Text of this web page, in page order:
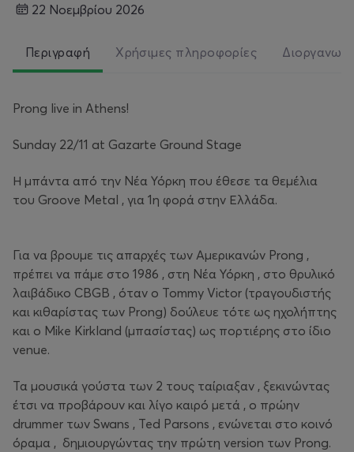
22 Νοεμβρίου 2026
Περιγραφή Χρήσιμες πληροφορίες
Prong live in Athens!
Sunday 22/11 at Gazarte Ground Stage
Η μπάντα από την Νέα Υόρκη που έθεσε τα θεμέλια
του Groove Metal , για 1η φορά στην Ελλάδα.
Για να βρουμε τις απαρχές των Αμερικανών Prong ,
πρέπει να πάμε στο 1986 , στη Νέα Υόρκη , στο θρυλικό
λαιβάδικο CBGB , όταν ο Tommy Victor (τραγουδιστής
και κιθαρίστας των Prong) δούλευε τότε ως ηχολήπτης
και ο Mike Kirkland (μπασίστας) ως πορτιέρης στο ίδιο
venue.
Τα μουσικά γούστα των 2 τους ταίριαξαν , ξεκινώντας
έτσι να προβάρουν και λίγο καιρό μετά , ο πρώην
drummer των Swans , Ted Parsons , ενώνεται στο κοινό
όραμα , δημιουργώντας την πρώτη version των Prong.